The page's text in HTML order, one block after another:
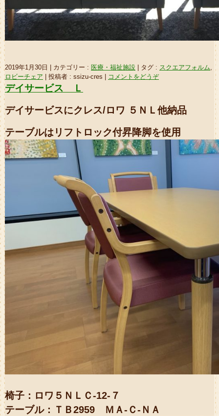
2019年1月30日 カテゴリー : 医療・福祉施設 タグ : スクエアフォルム
ロビーチェア
投稿者 : ssizu-cres コメントをどうぞ
デイサービス Ｌ
デイサービスにクレス/ロワ ５ＮＬ他納品
テーブルはリフトロック付昇降脚を使用
椅子：ロワ５ＮＬＣ-12-７
テーブル：ＴＢ2959 ＭＡ-Ｃ-ＮＡ